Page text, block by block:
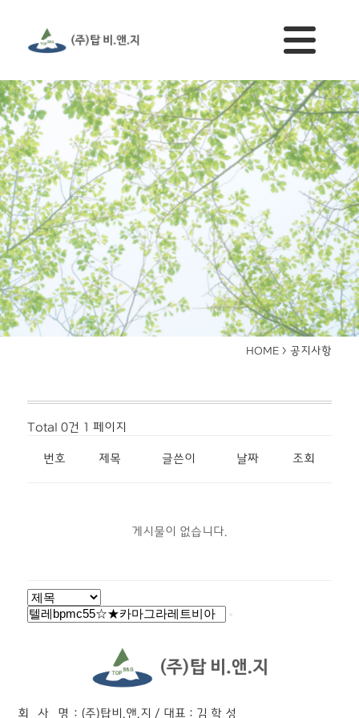
HOME > 공지사항
Total 0건 1 페이지
번호 제목 글쓴이 날짜 조회
게시물이 없습니다.
회 사 명 : (주)탑비.앤.지 / 대표 : 김 학 성